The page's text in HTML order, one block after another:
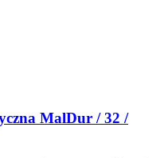
MalDur / 32 /